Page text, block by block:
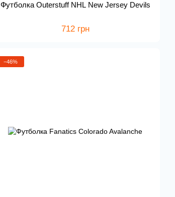
Футболка Outerstuff NHL New Jersey Devils
712 грн
−46%